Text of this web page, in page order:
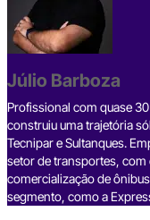
b
o
o
k
s
Júlio Barboza
Profissional com quase
construiu uma trajetória
Tecnipar e Sultanques.
setor de transportes, com
comercialização de
segmento, como a